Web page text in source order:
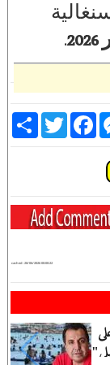
.
Share
cached: 28/06/2026 00:00:22